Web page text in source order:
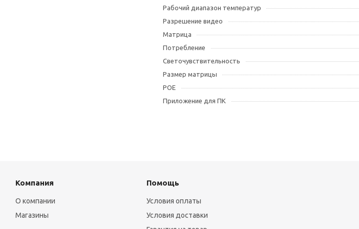
Рабочий диапазон температур
Разрешение видео
Матрица
Потребление
Светочувствительность
Размер матрицы
POE
Приложение для ПК
Компания
О компании
Магазины
Помощь
Условия оплаты
Условия доставки